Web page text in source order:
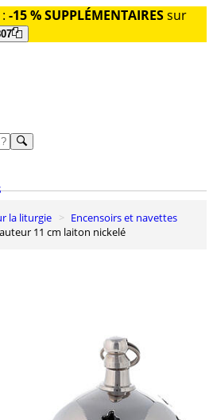
: -15 % SUPPLÉMENTAIRESsur
la liturgie
Encensoirs et navettes
11 cm laiton nickelé